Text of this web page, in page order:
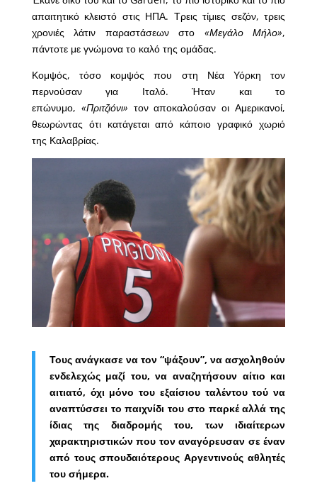
απαιτητικό κλειστό στις ΗΠΑ. Τρεις τίμιες σεζόν, τρεις
χρονιές λάτιν παραστάσεων στο «Μεγάλο Μήλο»,
πάντοτε με γνώμονα το καλό της ομάδας.
Κομψός, τόσο κομψός που στη Νέα Υόρκη τον
περνούσαν για Ιταλό. Ήταν και το
επώνυμο, «Πριτζιόνι» τον αποκαλούσαν οι Αμερικανοί,
θεωρώντας ότι κατάγεται από κάποιο γραφικό χωριό
της Καλαβρίας.
Τους ανάγκασε να τον “ψάξουν”, να ασχοληθούν
ενδελεχώς μαζί του, να αναζητήσουν αίτιο και
αιτιατό, όχι μόνο του εξαίσιου ταλέντου τού να
αναπτύσσει το παιχνίδι του στο παρκέ αλλά της
ίδιας της διαδρομής του, των ιδιαίτερων
χαρακτηριστικών που τον αναγόρευσαν σε έναν
από τους σπουδαιότερους Αργεντινούς αθλητές
του σήμερα.